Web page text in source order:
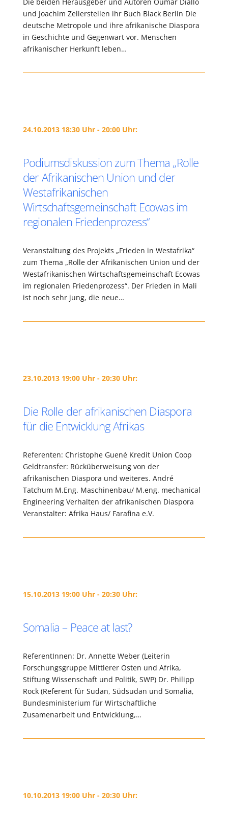
und Joachim Zellerstellen ihr Buch Black Berlin Die
deutsche Metropole und ihre afrikanische Diaspora
in Geschichte und Gegenwart vor. Menschen
afrikanischer Herkunft leben…
24.10.2013 18:30 Uhr - 20:00 Uhr:
Podiumsdiskussion zum Thema „Rolle
der Afrikanischen Union und der
Westafrikanischen
Wirtschaftsgemeinschaft Ecowas im
regionalen Friedenprozess“
Veranstaltung des Projekts „Frieden in Westafrika“
zum Thema „Rolle der Afrikanischen Union und der
Westafrikanischen Wirtschaftsgemeinschaft Ecowas
im regionalen Friedenprozess“. Der Frieden in Mali
ist noch sehr jung, die neue…
23.10.2013 19:00 Uhr - 20:30 Uhr:
Die Rolle der afrikanischen Diaspora
für die Entwicklung Afrikas
Referenten: Christophe Guené Kredit Union Coop
Geldtransfer: Rücküberweisung von der
afrikanischen Diaspora und weiteres. André
Tatchum M.Eng. Maschinenbau/ M.eng. mechanical
Engineering Verhalten der afrikanischen Diaspora
Veranstalter: Afrika Haus/ Farafina e.V.
15.10.2013 19:00 Uhr - 20:30 Uhr:
Somalia – Peace at last?
ReferentInnen: Dr. Annette Weber (Leiterin
Forschungsgruppe Mittlerer Osten und Afrika,
Stiftung Wissenschaft und Politik, SWP) Dr. Philipp
Rock (Referent für Sudan, Südsudan und Somalia,
Bundesministerium für Wirtschaftliche
Zusamenarbeit und Entwicklung,…
10.10.2013 19:00 Uhr - 20:30 Uhr: